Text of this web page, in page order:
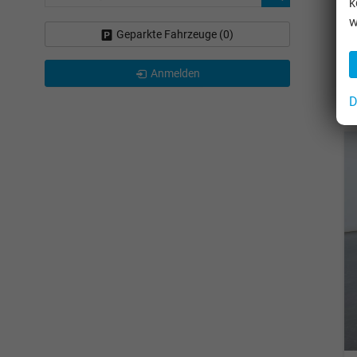
Geparkte Fahrzeuge (0)
Anmelden